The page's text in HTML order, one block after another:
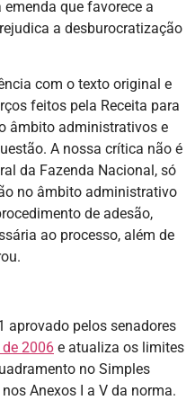
emenda que favorece a
a desburocratização
com o texto original e
feitos pela Receita para
âmbito administrativos e
A nossa crítica não é
da Fazenda Nacional, só
no âmbito administrativo
de adesão,
ao processo, além de
aprovado pelos senadores
2006 e atualiza os limites
no Simples
Anexos I a V da norma.